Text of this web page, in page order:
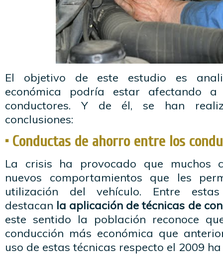
El objetivo de este estudio es
económica podría estar afectando
conductores. Y de él, se han
conclusiones:
• Conductas de ahorro entre los
La crisis ha provocado que muchos
nuevos comportamientos que les
utilización del vehículo. Entre
destacan la aplicación de técnicas de
este sentido la población reconoce
conducción más económica que
uso de estas técnicas respecto el 2009